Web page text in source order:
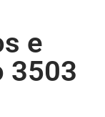
e
3503